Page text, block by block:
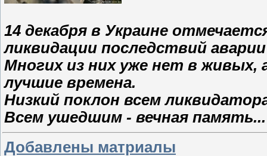
14 декабря в Украине
ликвидации последствий
Многих из них уже нет в
лучшие времена.
Низкий поклон всем
Всем ушедшим - вечная память...
Добавлены матриалы